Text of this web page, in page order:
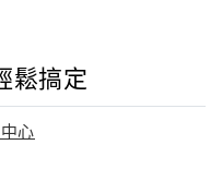
鬆搞定
心